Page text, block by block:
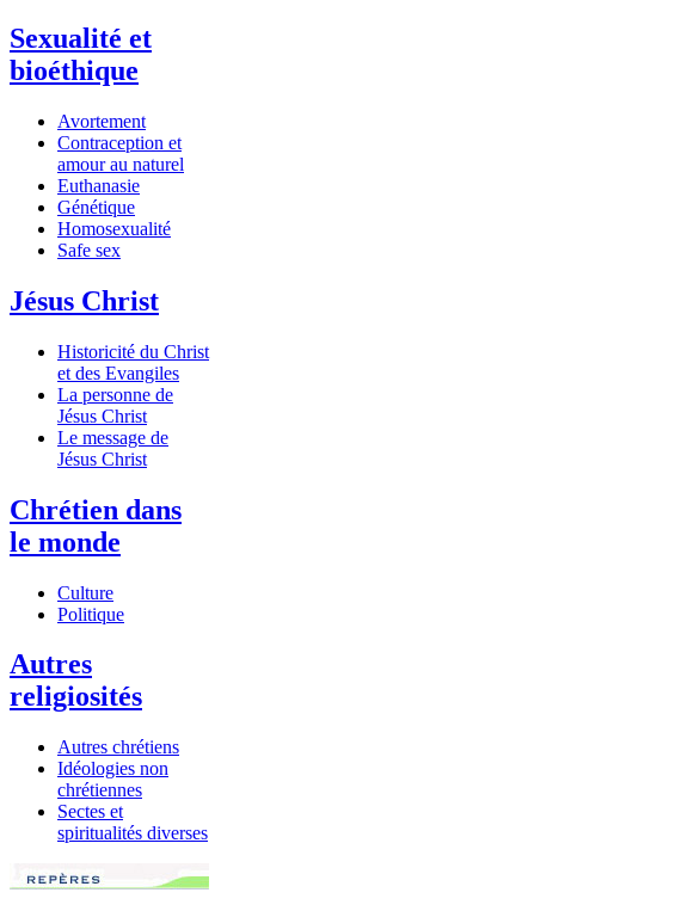
Sexualité et
bioéthique
Avortement
Contraception et
amour au naturel
Euthanasie
Génétique
Homosexualité
Safe sex
Jésus Christ
Historicité du Christ
et des Evangiles
La personne de
Jésus Christ
Le message de
Jésus Christ
Chrétien dans
le monde
Culture
Politique
Autres
religiosités
Autres chrétiens
Idéologies non
chrétiennes
Sectes et
spiritualités diverses